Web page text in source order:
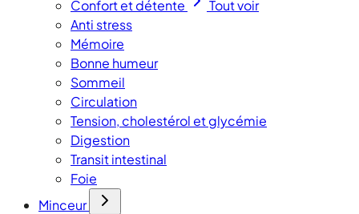
Confort et détente
Tout voir
Anti stress
Mémoire
Bonne humeur
Sommeil
Circulation
Tension, cholestérol et glycémie
Digestion
Transit intestinal
Foie
Minceur